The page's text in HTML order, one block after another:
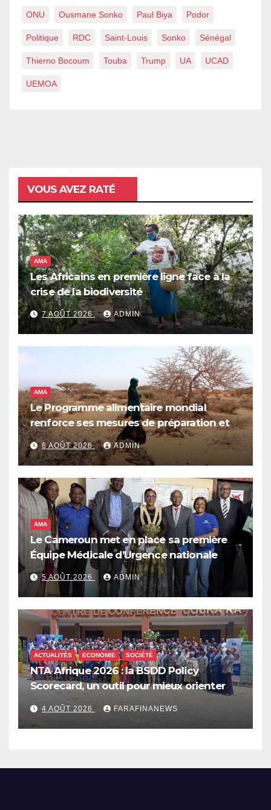
ONU Ousmane Sonko Paul Biya Podor
Politique RDC Saint-Louis Sonko Sénégal
Thierno Bocoum Touba Trump UA UCAD
UEMOA
VOUS AVEZ RATÉ
AMA
Les Africains en première ligne face à la
crise de la biodiversité
7 AOÛT 2026 ADMIN
AMA
Le Programme alimentaire mondial
renforce ses mesures de préparation et
de réponse face à la menace d’El Niño,
qui pourrait plonger des dizaines de
millions de personnes dans l’insécurité
alimentaire aiguë
6 AOÛT 2026 ADMIN
AMA
Le Cameroun met en place sa première
Équipe Médicale d’Urgence nationale
5 AOÛT 2026 ADMIN
ACTUALITÉS ECONOMIE SOCIÉTÉ
NTA Afrique 2026 : la BSDD Policy
Scorecard, un outil pour mieux orienter
les dépenses publiques
4 AOÛT 2026 FARAFINANEWS